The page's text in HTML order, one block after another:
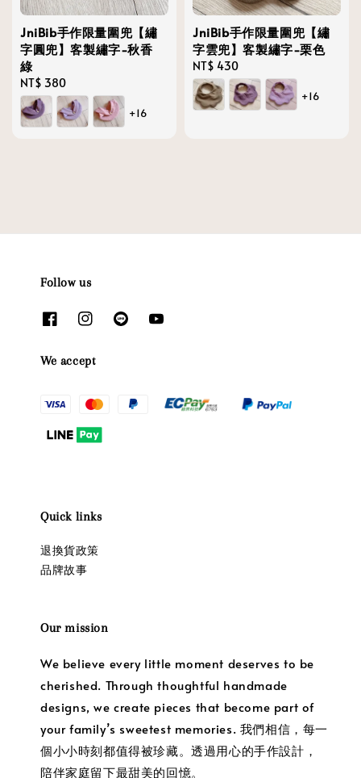
JniBib手作限量圍兜【繡
字圓兜】客製繡字-秋香
綠
Regular
price
NT$ 380
+16
JniBib手作限量圍兜【繡
字雲兜】客製繡字-栗色
Regular
price
NT$ 430
+16
Follow us
We accept
Quick links
退換貨政策
品牌故事
Our mission
We believe every little moment deserves to be
cherished. Through thoughtful handmade
designs, we create pieces that become part of
your family’s sweetest memories. 我們相信，每一
個小小時刻都值得被珍藏。透過用心的手作設計，
陪伴家庭留下最甜美的回憶。